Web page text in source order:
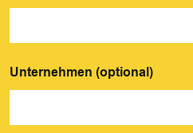
Unternehmen (optional)